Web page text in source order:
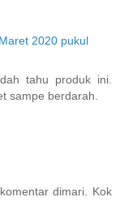
2020 pukul
tahu produk ini.
sampe berdarah.
dimari. Kok